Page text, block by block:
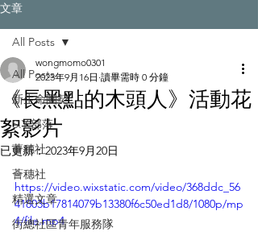
文章
All Posts
新生命團契
S.Y.部落
薈穗社
薈穗社
精選文章
街總社區青年服務隊
All Posts
《長黑點的木頭人》活動花
絮影片
wongmomo0301
2023年9月16日 讀畢需時 0 分鐘
已更新：2023年9月20日
https://video.wixstatic.com/video/368ddc_56
41803b17814079b13380f6c50ed1d8/1080p/mp
4/file.mp4